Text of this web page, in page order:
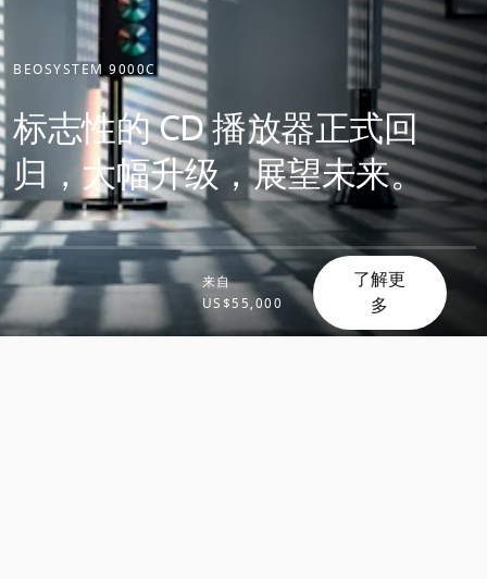
BEOSYSTEM 9000C
标志性的 CD 播放器正式回
归，大幅升级，展望未来。
来自
US$55,000
了解更
多